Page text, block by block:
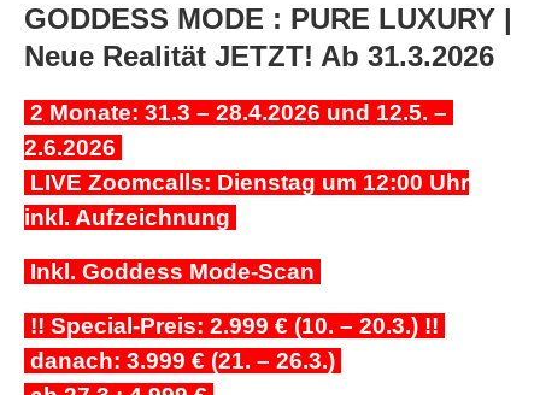
GODDESS MODE : PURE LUXURY |
Neue Realität JETZT! Ab 31.3.2026
2 Monate: 31.3 – 28.4.2026 und 12.5. –
2.6.2026
LIVE Zoomcalls: Dienstag um 12:00 Uhr
inkl. Aufzeichnung
Inkl. Goddess Mode-Scan
!! Special-Preis: 2.999 € (10. – 20.3.) !!
danach: 3.999 € (21. – 26.3.)